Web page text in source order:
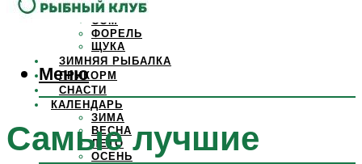
САЗАН
СОМ
ФОРЕЛЬ
ЩУКА
ЗИМНЯЯ РЫБАЛКА
ПРИКОРМ
СНАСТИ
КАЛЕНДАРЬ
ЗИМА
ВЕСНА
ЛЕТО
ОСЕНЬ
Меню
Самые лучшие